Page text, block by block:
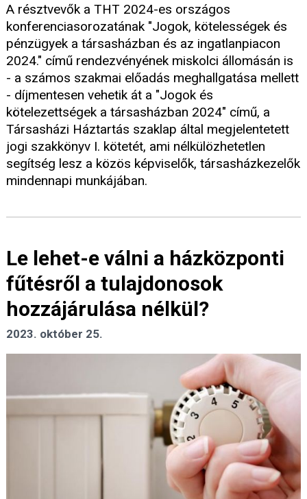
A résztvevők a THT 2024-es országos
konferenciasorozatának "Jogok, kötelességek és
pénzügyek a társasházban és az ingatlanpiacon
2024." című rendezvényének miskolci állomásán is
- a számos szakmai előadás meghallgatása mellett
- díjmentesen vehetik át a "Jogok és
kötelezettségek a társasházban 2024" című, a
Társasházi Háztartás szaklap által megjelentetett
jogi szakkönyv I. kötetét, ami nélkülözhetetlen
segítség lesz a közös képviselők, társasházkezelők
mindennapi munkájában.
Le lehet-e válni a házközponti
fűtésről a tulajdonosok
hozzájárulása nélkül?
2023. október 25.